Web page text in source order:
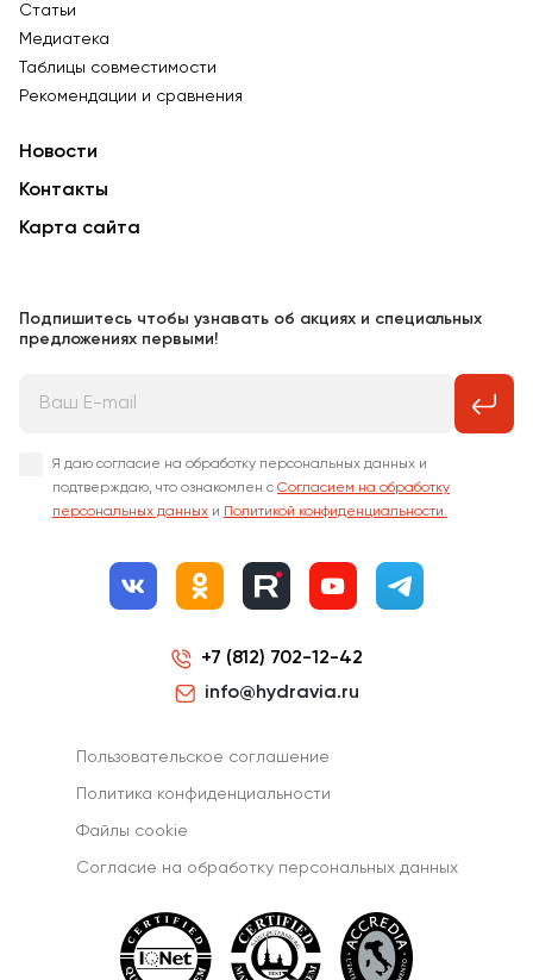
Статьи
Медиатека
Таблицы совместимости
Рекомендации и сравнения
Новости
Контакты
Карта сайта
Подпишитесь чтобы узнавать об акциях и специальных
предложениях первыми!
Я даю согласие на обработку персональных данных и
подтверждаю, что ознакомлен с Согласием на обработку
персональных данных и Политикой конфиденциальности.
+7 (812) 702-12-42
info@hydravia.ru
Пользовательское соглашение
Политика конфиденциальности
Файлы cookie
Согласиe на обработку персональных данных